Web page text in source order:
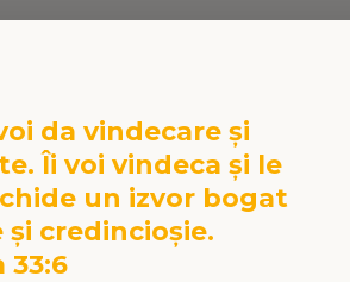
da vindecare și
Îi voi vindeca și le
un izvor bogat
și credincioșie.
33:6